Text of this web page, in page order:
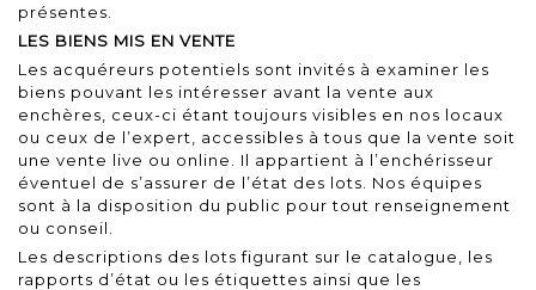
présentes.
LES BIENS MIS EN VENTE
Les acquéreurs potentiels sont invités à examiner les
biens pouvant les intéresser avant la vente aux
enchères, ceux-ci étant toujours visibles en nos locaux
ou ceux de l’expert, accessibles à tous que la vente soit
une vente live ou online. Il appartient à l’enchérisseur
éventuel de s’assurer de l’état des lots. Nos équipes
sont à la disposition du public pour tout renseignement
ou conseil.
Les descriptions des lots figurant sur le catalogue, les
rapports d’état ou les étiquettes ainsi que les